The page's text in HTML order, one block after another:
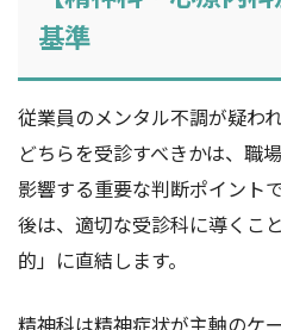
基準
従業員のメンタル不調が疑わ
どちらを受診すべきかは、職
影響する重要な判断ポイント
後は、適切な受診科に導くこ
的」に直結します。